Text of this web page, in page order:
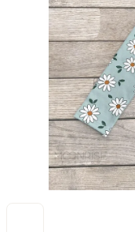
5
hviezdičiek.